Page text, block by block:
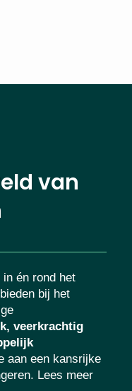
van
in én rond het
bij het
veerkrachtig
aan een kansrijke
Lees meer